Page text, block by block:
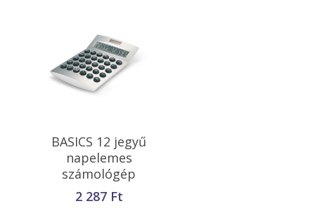
Kosárba
Teszem
BASICS 12 jegyű
napelemes
számológép
2 287 Ft